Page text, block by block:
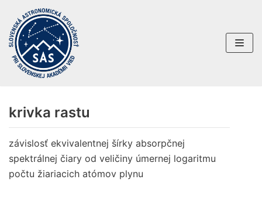
Preskočiť
na
obsah
krivka rastu
závislosť ekvivalentnej šírky absorpčnej
spektrálnej čiary od veličiny úmernej logaritmu
počtu žiariacich atómov plynu